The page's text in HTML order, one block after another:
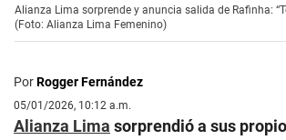
Alianza Lima sorprende y anuncia salida de Rafinha:
(Foto: Alianza Lima Femenino)
PorRogger Fernández
05/01/2026, 10:12 a.m.
Alianza Lima sorprendió a sus